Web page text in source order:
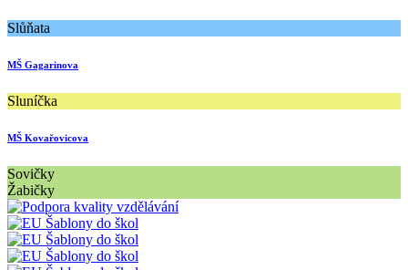
Slůňata
MŠ Gagarinova
Sluníčka
MŠ Kovařovicova
Sovičky
Žabičky